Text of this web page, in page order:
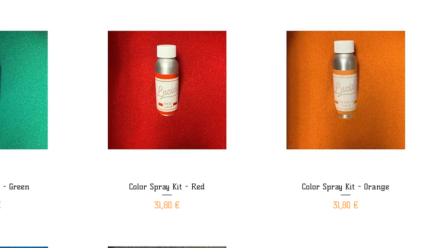
- Green Aperçu rapide
Color Spray Kit - Red
Prix
31,80 €
Aperçu rapide
Color Spray Kit - Orange
Prix
31,80 €